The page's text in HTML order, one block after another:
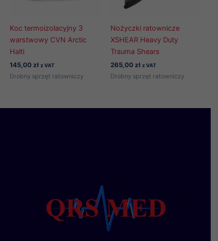
Koc termoizolacyjny 3
warstwowy CVN Arctic
Halti
145,00 zł z VAT
Drobny sprzęt ratowniczy
Nożyczki ratownicze
XSHEAR Heavy Duty
Trauma Shears
265,00 zł z VAT
Drobny sprzęt ratowniczy